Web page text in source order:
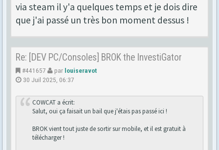
via steam il y'a quelques temps et je dois dire
que j'ai passé un très bon moment dessus !
Re: [DEV PC/Consoles] BROK the InvestiGator
#441657 par louiseravot
30 Juil 2025, 06:37
COWCAT a écrit:
Salut, oui ça faisait un bail que j'étais pas passé ici !
BROK vient tout juste de sortir sur mobile, et il est gratuit à
télécharger !